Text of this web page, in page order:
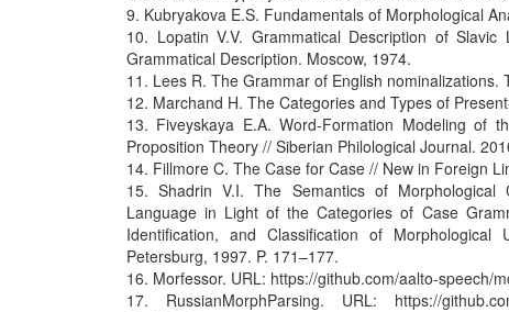
9. Kubryakova E.S. Fundamentals of Morphological
10. Lopatin V.V. Grammatical Description of
Grammatical Description. Moscow, 1974.
11. Lees R. The Grammar of English nominalizations.
12. Marchand H. The Categories and Types of
13. Fiveyskaya E.A. Word-Formation Modeling of
Proposition Theory // Siberian Philological Journal.
14. Fillmore C. The Case for Case // New in Foreign
15. Shadrin V.I. The Semantics of
Language in Light of the Categories of Case
Identification, and Classification of
Petersburg, 1997. P. 171–177.
16. Morfessor. URL: https://github.com/aalto-speech/
17. RussianMorphParsing. URL: https://